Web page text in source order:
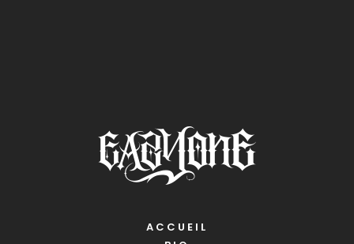
ACCUEIL